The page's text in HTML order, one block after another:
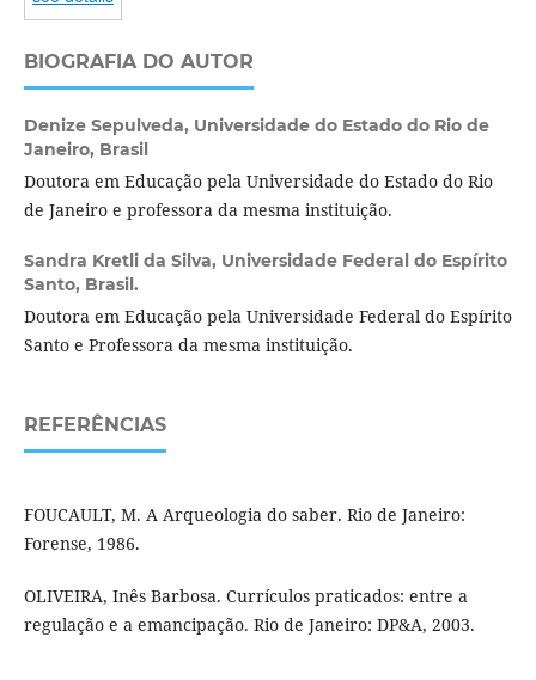
BIOGRAFIA DO AUTOR
Denize Sepulveda, Universidade do Estado do Rio de
Janeiro, Brasil
Doutora em Educação pela Universidade do Estado do Rio
de Janeiro e professora da mesma instituição.
Sandra Kretli da Silva, Universidade Federal do Espírito
Santo, Brasil.
Doutora em Educação pela Universidade Federal do Espírito
Santo e Professora da mesma instituição.
REFERÊNCIAS
FOUCAULT, M. A Arqueologia do saber. Rio de Janeiro:
Forense, 1986.
OLIVEIRA, Inês Barbosa. Currículos praticados: entre a
regulação e a emancipação. Rio de Janeiro: DP&A, 2003.